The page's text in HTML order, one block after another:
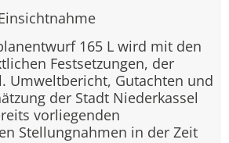
165 L wird mit den
Festsetzungen, der
Umweltbericht, Gutachten und
der Stadt Niederkassel
vorliegenden
Stellungnahmen in der Zeit